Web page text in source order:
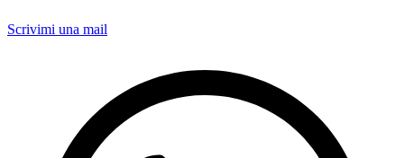
Scrivimi una mail